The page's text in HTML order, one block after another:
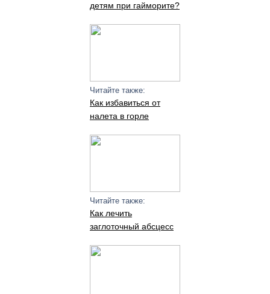
детям при гайморите?
Читайте также:
Как избавиться от
налета в горле
Читайте также:
Как лечить
заглоточный абсцесс